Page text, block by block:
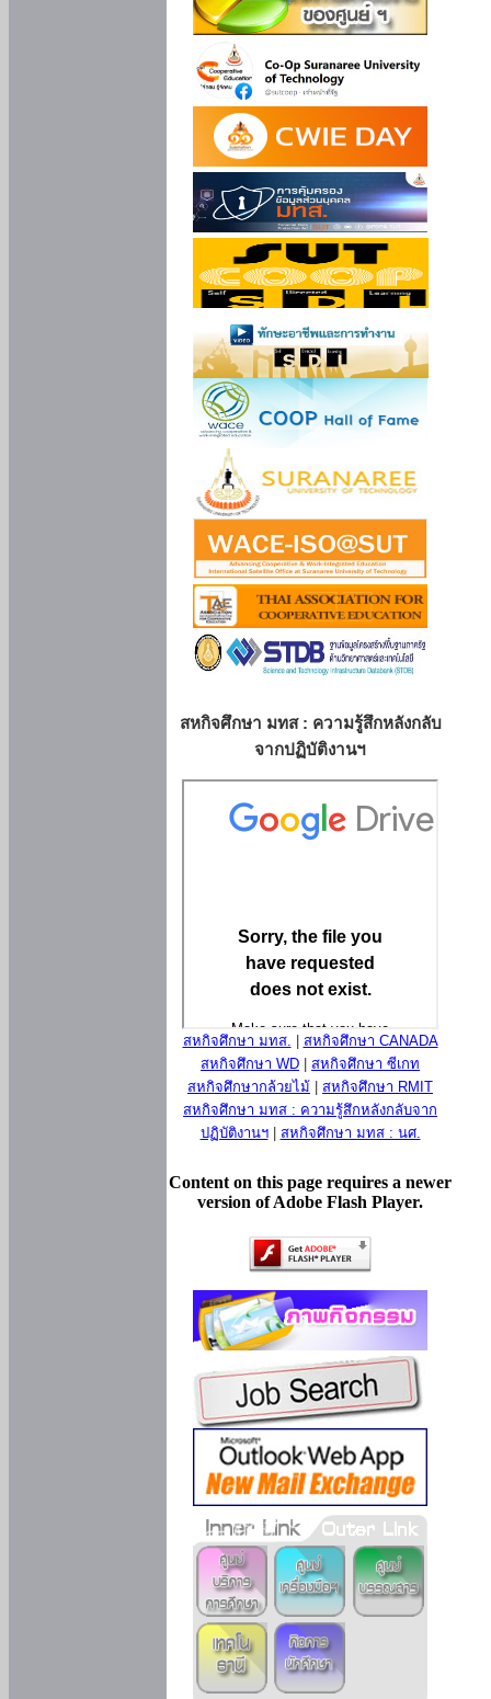
สหกิจศึกษา มทส : ความรู้สึกหลังกลับ
จากปฏิบัติงานฯ
สหกิจศึกษา มทส.
สหกิจศึกษา CANADA
สหกิจศึกษา WD
สหกิจศึกษา ซีเกท
สหกิจศึกษากล้วยไม้
สหกิจศึกษา RMIT
สหกิจศึกษา มทส : ความรู้สึกหลังกลับจาก
ปฏิบัติงานฯ| สหกิจศึกษา มทส : นศ.
Content on this page requires a newer
version of Adobe Flash Player.